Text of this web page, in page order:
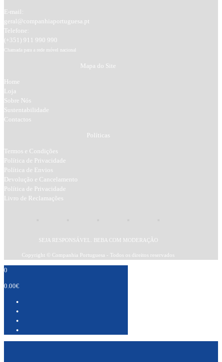
E-mail:
geral@companhiaportuguesa.pt
Telefone:
(+351) 911 990 990
Chamada para a rede móvel nacional
Mapa do Site
Home
Loja
Sobre Nós
Sustentabilidade
Contactos
Políticas
Termos e Condições
Política de Privacidade
Política de Envios
Devolução e Cancelamento
Política de Privacidade
Livro de Reclamações
SEJA RESPONSÁVEL. BEBA COM MODERAÇÃO
Copyright © Companhia Portuguesa - Todos os direitos reservados
0
0.00€